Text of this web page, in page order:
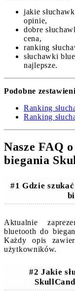
jakie
opinie,
dobre
cena,
ranking
słuchawki
najlepsze.
Podobne
Ranking
Ranking
Nasze FAQ
biegania
#1 Gdzie
Aktualnie
bluetooth do
Każdy opis
użytkowników.
#2 Jakie